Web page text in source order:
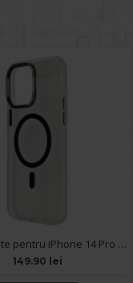
Husa spate pentru iPhone 14 Pro Max Berlia Sheen Magsafe - Transparent/Mov
149.90 lei